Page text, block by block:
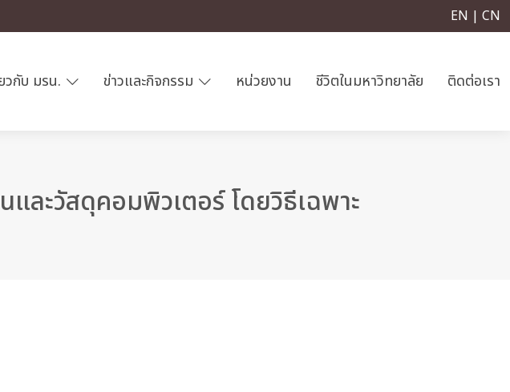
EN | CN
วกับ มรน. ข่าวและกิจกรรม หน่วยงาน ชีวิตในมหาวิทยาลัย ติดต่อเรา
ละวัสดุคอมพิวเตอร์ โดยวิธีเฉพาะ